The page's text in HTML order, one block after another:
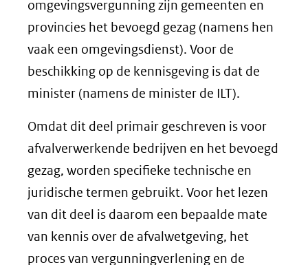
omgevingsvergunning zijn gemeenten en
provincies het bevoegd gezag (namens hen
vaak een omgevingsdienst). Voor de
beschikking op de kennisgeving is dat de
minister (namens de minister de ILT).
Omdat dit deel primair geschreven is voor
afvalverwerkende bedrijven en het bevoegd
gezag, worden specifieke technische en
juridische termen gebruikt. Voor het lezen
van dit deel is daarom een bepaalde mate
van kennis over de afvalwetgeving, het
proces van vergunningverlening en de